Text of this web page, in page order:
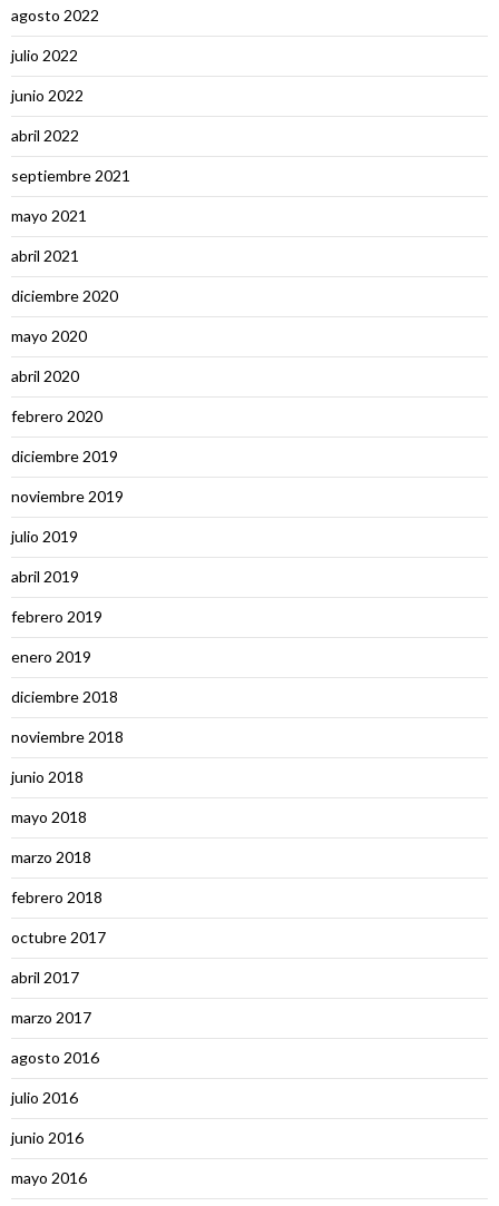
agosto 2022
julio 2022
junio 2022
abril 2022
septiembre 2021
mayo 2021
abril 2021
diciembre 2020
mayo 2020
abril 2020
febrero 2020
diciembre 2019
noviembre 2019
julio 2019
abril 2019
febrero 2019
enero 2019
diciembre 2018
noviembre 2018
junio 2018
mayo 2018
marzo 2018
febrero 2018
octubre 2017
abril 2017
marzo 2017
agosto 2016
julio 2016
junio 2016
mayo 2016